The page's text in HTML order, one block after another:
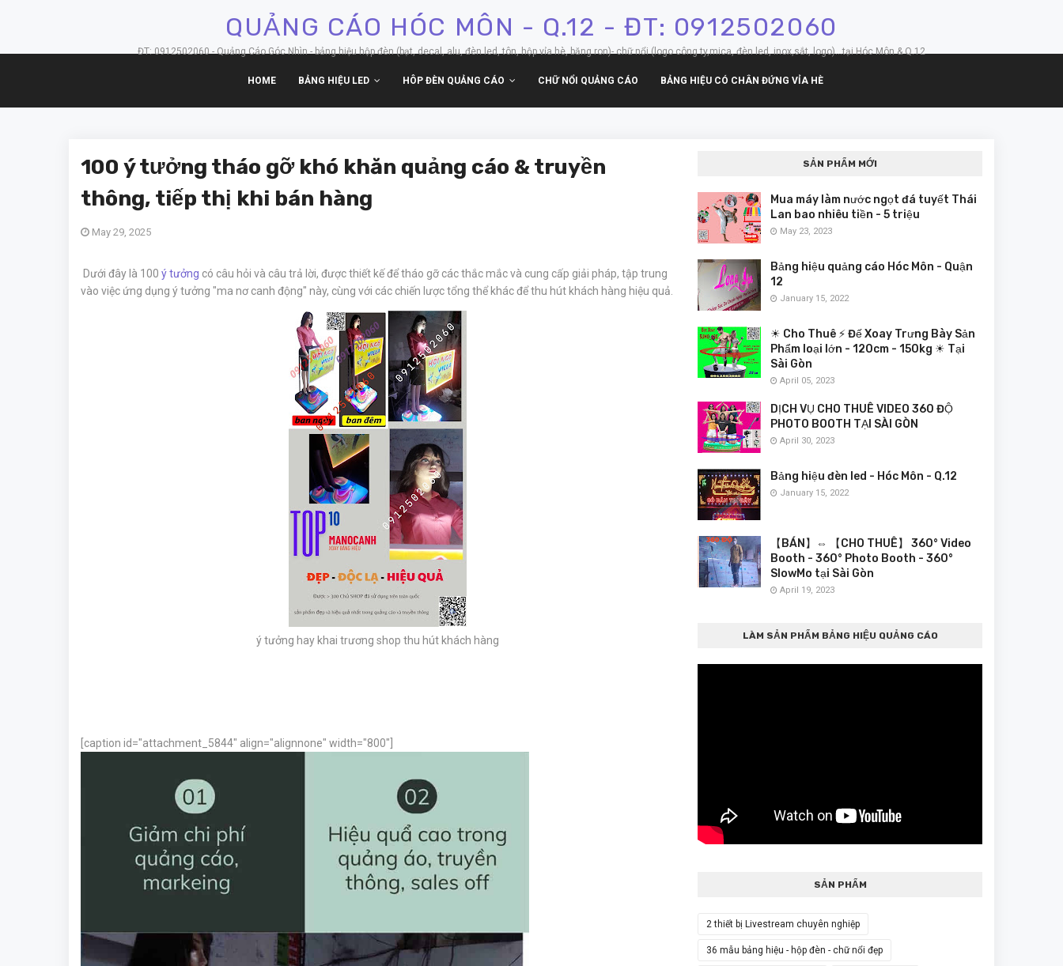
QUẢNG CÁO HÓC MÔN - Q.12 - ĐT: 0912502060
ĐT: 0912502060 - Quảng Cáo Góc Nhìn - bảng hiệu hộp đèn (bạt, decal, alu, đèn led, tôn, hộp vỉa hè, băng ron)- chữ nổi (logo công ty,mica, đèn led, inox,sắt, logo)...tại Hóc Môn & Q.12
HOME BẢNG HIỆU LED HÔP ĐÈN QUẢNG CÁO CHỮ NỔI QUẢNG CÁO BẢNG HIỆU CÓ CHÂN ĐỨNG VỈA HÈ
100 ý tưởng tháo gỡ khó khăn quảng cáo & truyền
thông, tiếp thị khi bán hàng
May 29, 2025
Dưới đây là 100 ý tưởng có câu hỏi và câu trả lời, được thiết kế để tháo gỡ các thắc mắc và cung cấp giải pháp, tập trung
vào việc ứng dụng ý tưởng "ma nơ canh động" này, cùng với các chiến lược tổng thể khác để thu hút khách hàng hiệu quả.
ý tưởng hay khai trương shop thu hút khách hàng
[caption id="attachment_5844" align="alignnone" width="800"]
SẢN PHẨM MỚI
Mua máy làm nước ngọt đá tuyết Thái
Lan bao nhiêu tiền - 5 triệu
May 23, 2023
Bảng hiệu quảng cáo Hóc Môn - Quận
12
January 15, 2022
☀ Cho Thuê ⚡ Đế Xoay Trưng Bày Sản
Phẩm loại lớn - 120cm - 150kg ☀ Tại
Sài Gòn
April 05, 2023
DỊCH VỤ CHO THUÊ VIDEO 360 ĐỘ
PHOTO BOOTH TẠI SÀI GÒN
April 30, 2023
Bảng hiệu đèn led - Hóc Môn - Q.12
January 15, 2022
【BÁN】⇔ 【CHO THUÊ】 360° Video
Booth - 360° Photo Booth - 360°
SlowMo tại Sài Gòn
April 19, 2023
LÀM SẢN PHẨM BẢNG HIỆU QUẢNG CÁO
SẢN PHẨM
2 thiết bị Livestream chuyên nghiệp
36 mẫu bảng hiệu - hộp đèn - chữ nổi đẹp